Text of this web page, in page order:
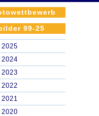
99-25